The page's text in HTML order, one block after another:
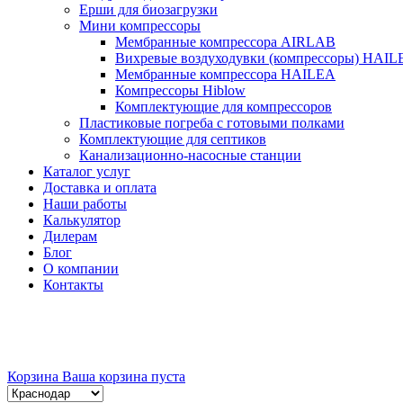
Ерши для биозагрузки
Мини компрессоры
Мембранные компрессора AIRLAB
Вихревые воздуходувки (компрессоры)
Мембранные компрессора HAILEA
Компрессоры Hiblow
Комплектующие для компрессоров
Пластиковые погреба с готовыми полками
Комплектующие для септиков
Канализационно-насосные станции
Каталог услуг
Доставка и оплата
Наши работы
Калькулятор
Дилерам
Блог
О компании
Контакты
Корзина Ваша корзина пуста